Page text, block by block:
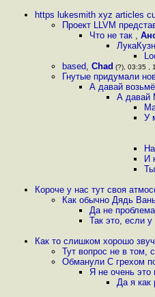
https lukesmith xyz articles
Проект LLVM
Что не так ,
based, Chad (?), 03:35 ,
Гнутые придумали
А давай
А давай
У
И
Короче у нас тут своя
Как обычно Дядь
Да не
Так это, если
Как то слишком хорошо
Тут вопрос не в том,
Обманули С грехом
Я не очень это
Да я как